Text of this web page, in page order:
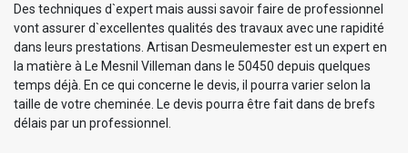
Des techniques d`expert mais aussi savoir faire de professionnel
vont assurer d`excellentes qualités des travaux avec une rapidité
dans leurs prestations. Artisan Desmeulemester est un expert en
la matière à Le Mesnil Villeman dans le 50450 depuis quelques
temps déjà. En ce qui concerne le devis, il pourra varier selon la
taille de votre cheminée. Le devis pourra être fait dans de brefs
délais par un professionnel.